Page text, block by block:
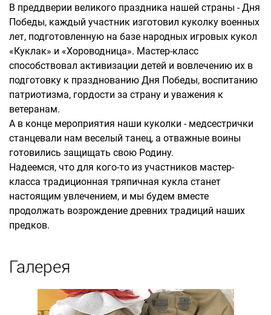
В преддверии великого праздника нашей страны - Дня
Победы, каждый участник изготовил куколку военных
лет, подготовленную на базе народных игровых кукол
«Куклак» и «Хороводница». Мастер-класс
способствовал активизации детей и вовлечению их в
подготовку к празднованию Дня Победы, воспитанию
патриотизма, гордости за страну и уважения к
ветеранам.
А в конце мероприятия наши куколки - медсестрички
станцевали нам веселый танец, а отважные воины
готовились защищать свою Родину.
Надеемся, что для кого-то из участников мастер-
класса традиционная тряпичная кукла станет
настоящим увлечением, и мы будем вместе
продолжать возрождение древних традиций наших
предков.
Галерея